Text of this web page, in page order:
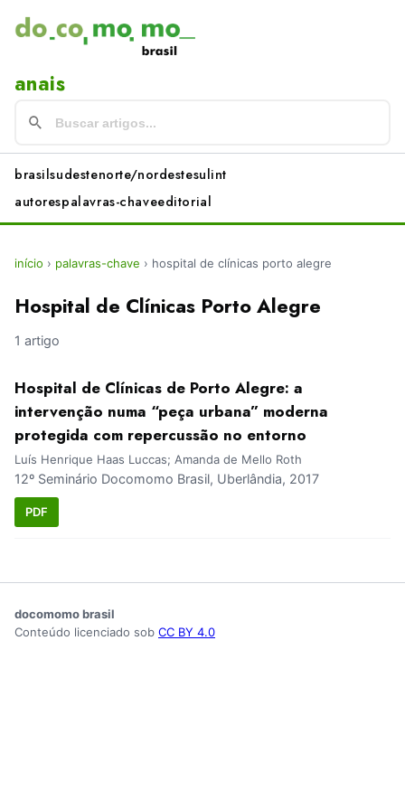
anais
brasilsudestenorte/nordestesulint
autorespalavras-chaveeditorial
início › palavras-chave › hospital de clínicas porto alegre
Hospital de Clínicas Porto Alegre
1 artigo
Hospital de Clínicas de Porto Alegre: a
intervenção numa “peça urbana” moderna
protegida com repercussão no entorno
Luís Henrique Haas Luccas; Amanda de Mello Roth
12º Seminário Docomomo Brasil, Uberlândia, 2017
PDF
docomomo brasil
Conteúdo licenciado sob CC BY 4.0